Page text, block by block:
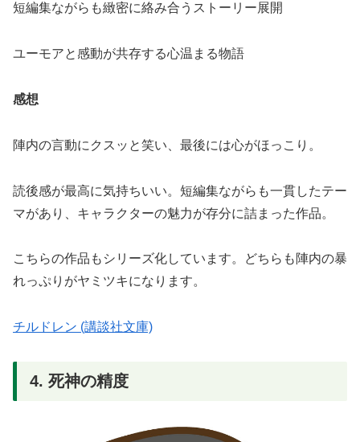
短編集ながらも緻密に絡み合うストーリー展開
ユーモアと感動が共存する心温まる物語
感想
陣内の言動にクスッと笑い、最後には心がほっこり。
読後感が最高に気持ちいい。短編集ながらも一貫したテー
マがあり、キャラクターの魅力が存分に詰まった作品。
こちらの作品もシリーズ化しています。どちらも陣内の暴
れっぷりがヤミツキになります。
チルドレン (講談社文庫)
4. 死神の精度